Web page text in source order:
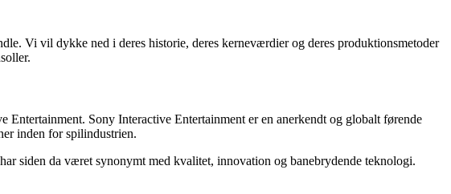
Vi vil dykke ned i deres historie, deres kerneværdier og deres produktionsmetoder
Sony Interactive Entertainment er en anerkendt og globalt førende
inden for spilindustrien.
siden da været synonymt med kvalitet, innovation og banebrydende teknologi.